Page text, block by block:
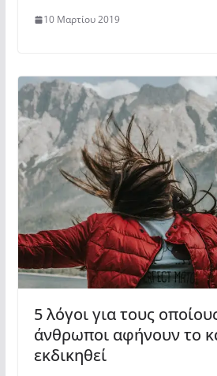
10 Μαρτίου 2019
5 λόγοι για τους
άνθρωποι αφήνουν το
εκδικηθεί